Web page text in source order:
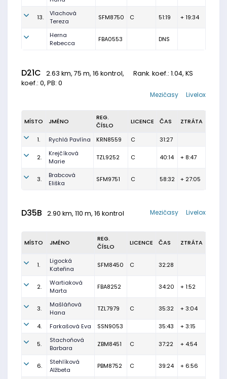
13.
Vlachová
Tereza
SFM8750 C 51:19 + 19:34
Herna
Rebecca
FBA0553 DNS
D21C 2.63 km, 75 m, 16 kontrol, Rank. koef.: 1.04, KS
koef.: 0, PB: 0
Livelox
Mezičasy
MÍSTO JMÉNO
REG.
ČÍSLO
LICENCE ČAS ZTRÁTA
1. Rychlá Pavlína KRN8559 C 31:27
2.
Krejčíková
Marie
TZL9252 C 40:14 + 8:47
3.
Brabcová
Eliška
SFM9751 C 58:32 + 27:05
D35B 2.90 km, 110 m, 16 kontrol Livelox
Mezičasy
MÍSTO JMÉNO
REG.
ČÍSLO
LICENCE ČAS ZTRÁTA
1.
Ligocká
Kateřina
SFM8450 C 32:28
2.
Wartiaková
Marta
FBA8252 34:20 + 1:52
3.
Mašláňová
Hana
TZL7979 C 35:32 + 3:04
4. Farkašová Eva SSN9053 35:43 + 3:15
5.
Stachoňová
Barbara
ZBM8451 C 37:22 + 4:54
6.
Stehlíková
Alžbeta
PBM8752 C 39:24 + 6:56